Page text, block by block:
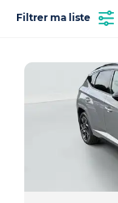
avec le
qu'à comparer
sur un
conseillers hOp
de trouver la
dans notre
nos hyundai
Filtrer ma liste